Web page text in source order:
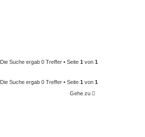
Die Suche ergab 0 Treffer • Seite 1 von 1
Die Suche ergab 0 Treffer • Seite 1 von 1
Gehe zu